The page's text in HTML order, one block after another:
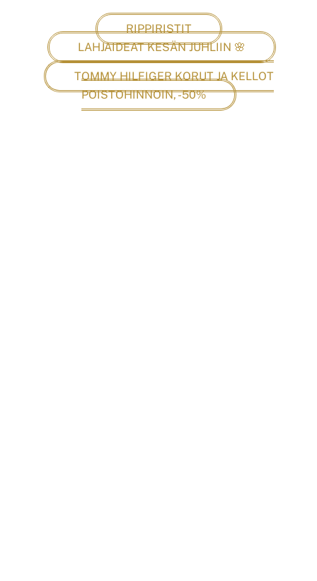
RIPPIRISTIT
LAHJAIDEAT KESÄN JUHLIIN 🌸
TOMMY HILFIGER KORUT JA KELLOT
POISTOHINNOIN, -50%